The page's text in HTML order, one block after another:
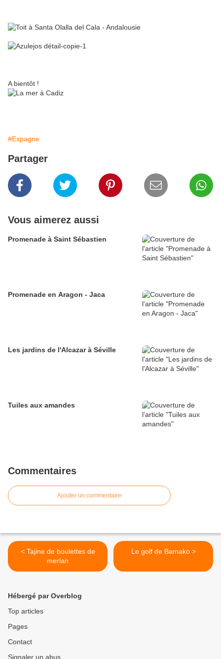
A bientôt !
#Espagne
Partager
Vous aimerez aussi
Promenade à Saint Sébastien
Promenade en Aragon - Jaca
Les jardins de l'Alcazar à Séville
Tuiles aux amandes
Commentaires
Ajouter un commentaire
< Tajine de boulettes de
merlan
Le golf de Bamako >
Hébergé par Overblog
Top articles
Pages
Contact
Signaler un abus